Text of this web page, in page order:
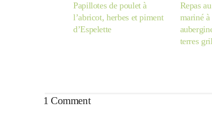
Papillotes de poulet à
l’abricot, herbes et piment
d’Espelette
Repas
mariné
terres
1 Comment